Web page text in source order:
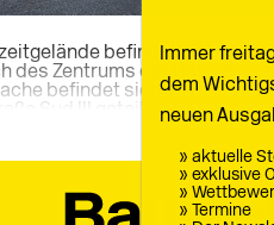
befindet sich im
des Zentrums der Hafenstadt
befindet sich im Herzen
Sud III geteilt wird, welche